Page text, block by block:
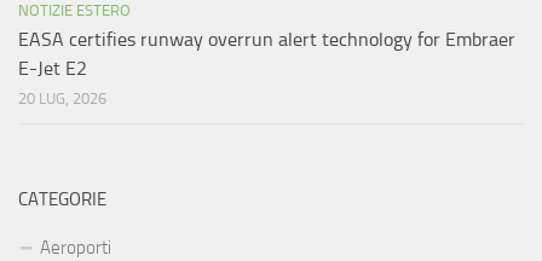
NOTIZIE ESTERO
EASA certifies runway overrun alert technology for Embraer
E-Jet E2
20 LUG, 2026
CATEGORIE
Aeroporti